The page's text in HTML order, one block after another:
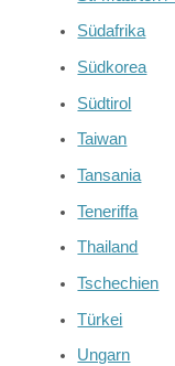
Südafrika
Südkorea
Südtirol
Taiwan
Tansania
Teneriffa
Thailand
Tschechien
Türkei
Ungarn